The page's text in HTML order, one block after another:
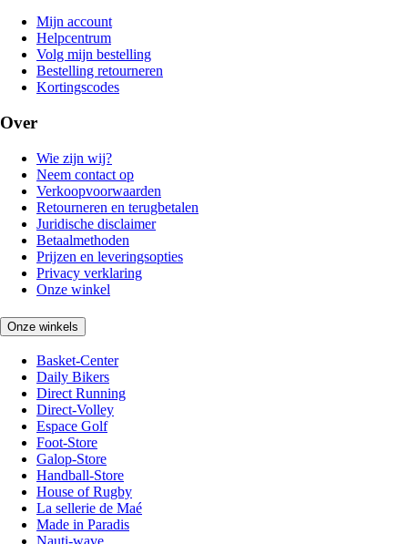
Mijn account
Helpcentrum
Volg mijn bestelling
Bestelling retourneren
Kortingscodes
Over
Wie zijn wij?
Neem contact op
Verkoopvoorwaarden
Retourneren en terugbetalen
Juridische disclaimer
Betaalmethoden
Prijzen en leveringsopties
Privacy verklaring
Onze winkel
Onze winkels
Basket-Center
Daily Bikers
Direct Running
Direct-Volley
Espace Golf
Foot-Store
Galop-Store
Handball-Store
House of Rugby
La sellerie de Maé
Made in Paradis